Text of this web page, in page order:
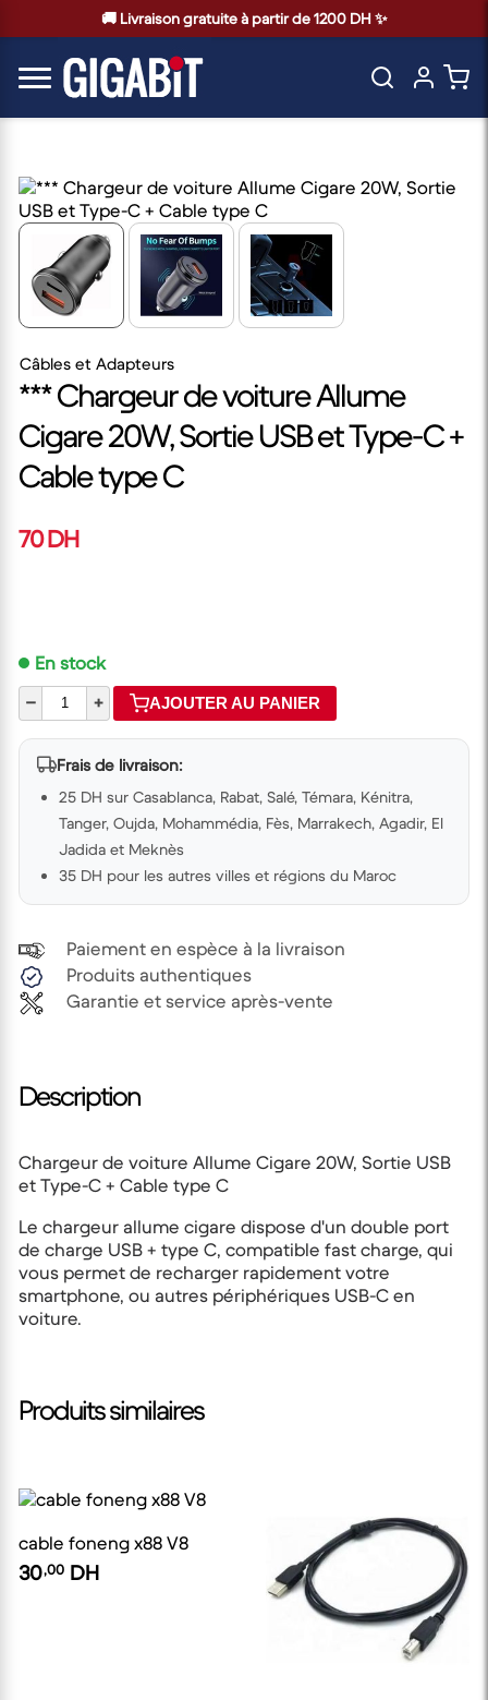
🚚 Livraison gratuite à partir de 1200 DH ✨
Câbles et Adapteurs
*** Chargeur de voiture Allume
Cigare 20W, Sortie USB et Type-C +
Cable type C
70 DH
En stock
–
+ AJOUTER AU PANIER
Frais de livraison:
25 DH sur Casablanca, Rabat, Salé, Témara, Kénitra,
Tanger, Oujda, Mohammédia, Fès, Marrakech, Agadir, El
Jadida et Meknès
35 DH pour les autres villes et régions du Maroc
Paiement en espèce à la livraison
Produits authentiques
Garantie et service après-vente
Description
Chargeur de voiture Allume Cigare 20W, Sortie USB
et Type-C + Cable type C
Le chargeur allume cigare dispose d'un double port
de charge USB + type C, compatible fast charge, qui
vous permet de recharger rapidement votre
smartphone, ou autres périphériques USB-C en
voiture.
Produits similaires
cable foneng x88 V8
30,00 DH